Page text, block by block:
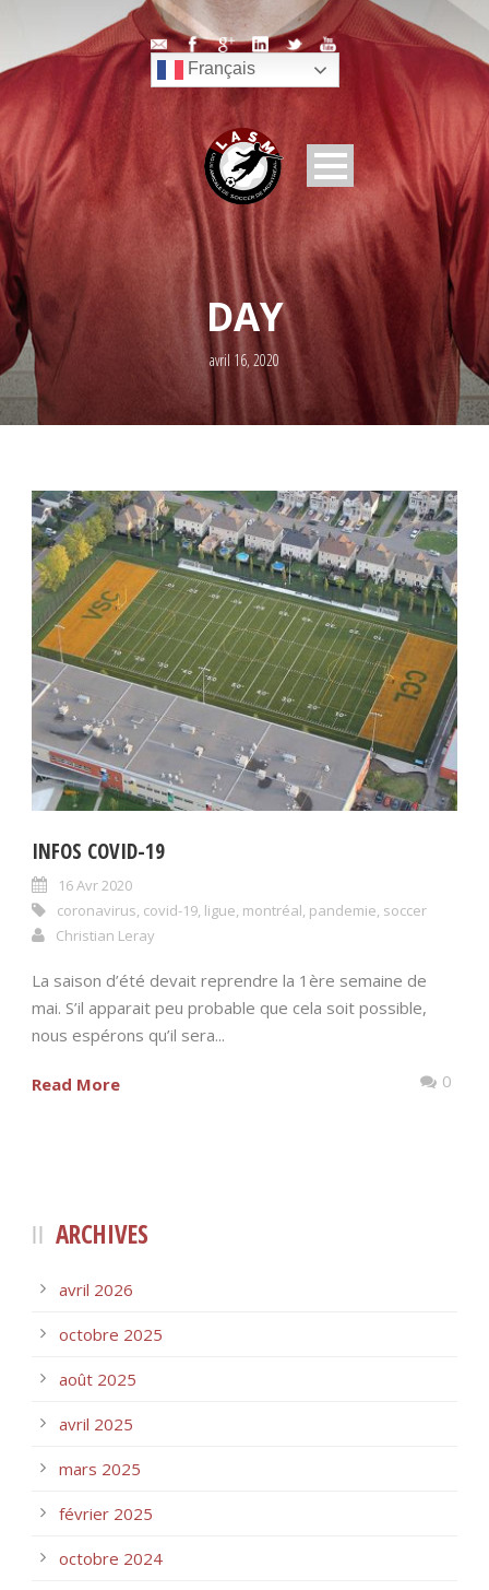
Français
DAY
avril 16, 2020
INFOS COVID-19
16 Avr 2020
coronavirus, covid-19, ligue, montréal, pandemie, soccer
Christian Leray
La saison d’été devait reprendre la 1ère semaine de
mai. S’il apparait peu probable que cela soit possible,
nous espérons qu’il sera...
Read More 0
ARCHIVES
avril 2026
octobre 2025
août 2025
avril 2025
mars 2025
février 2025
octobre 2024